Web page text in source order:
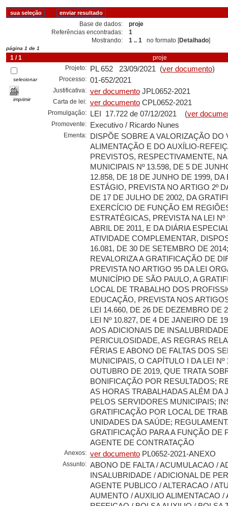
Base de dados:
proje
Referências encontradas:
1
Mostrando:
1 .. 1 no formato [Detalhado]
página 1 de 1
1 / 1 proje
selecionar
imprimir
Projeto: PL 652 23/09/2021 (ver documento)
Processo: 01-652/2021
Justificativa: ver documentoJPL0652-2021
Carta de lei: ver documentoCPL0652-2021
Promulgação: LEI 17.722 de 07/12/2021 (ver
Promovente: Executivo / Ricardo Nunes
Ementa:
DISPÕE SOBRE A VALORIZAÇÃO DO
ALIMENTAÇÃO E DO AUXÍLIO-
PREVISTOS, RESPECTIVAMENTE,
MUNICIPAIS Nº 13.598, DE 5 DE
12.858, DE 18 DE JUNHO DE 1999, DA
ESTÁGIO, PREVISTA NO ARTIGO 2º
DE 17 DE JULHO DE 2002, DA
EXERCÍCIO DE FUNÇÃO EM
ESTRATÉGICAS, PREVISTA NA LEI Nº
ABRIL DE 2011, E DA DIÁRIA
ATIVIDADE COMPLEMENTAR,
16.081, DE 30 DE SETEMBRO DE
REVALORIZA A GRATIFICAÇÃO DE
PREVISTA NO ARTIGO 95 DA LEI
MUNICÍPIO DE SÃO PAULO, A
LOCAL DE TRABALHO DOS
EDUCAÇÃO, PREVISTA NOS
LEI 14.660, DE 26 DE DEZEMBRO DE
LEI Nº 10.827, DE 4 DE JANEIRO DE
AOS ADICIONAIS DE
PERICULOSIDADE, AS REGRAS
FÉRIAS E ABONO DE FALTAS DOS
MUNICIPAIS, O CAPÍTULO I DA LEI Nº
OUTUBRO DE 2019, QUE TRATA
BONIFICAÇÃO POR RESULTADOS;
AS HORAS TRABALHADAS ALÉM DA
PELOS SERVIDORES MUNICIPAIS;
GRATIFICAÇÃO POR LOCAL DE
UNIDADES DA SAÚDE;
GRATIFICAÇÃO PARA A FUNÇÃO DE
AGENTE DE CONTRATAÇÃO
Anexos: ver documentoPL0652-2021-ANEXO
Assunto: ABONO DE FALTA / ACUMULACAO /
INSALUBRIDADE / ADICIONAL DE
AGENTE PUBLICO / ALTERACAO /
AUMENTO / AUXILIO ALIMENTACAO /